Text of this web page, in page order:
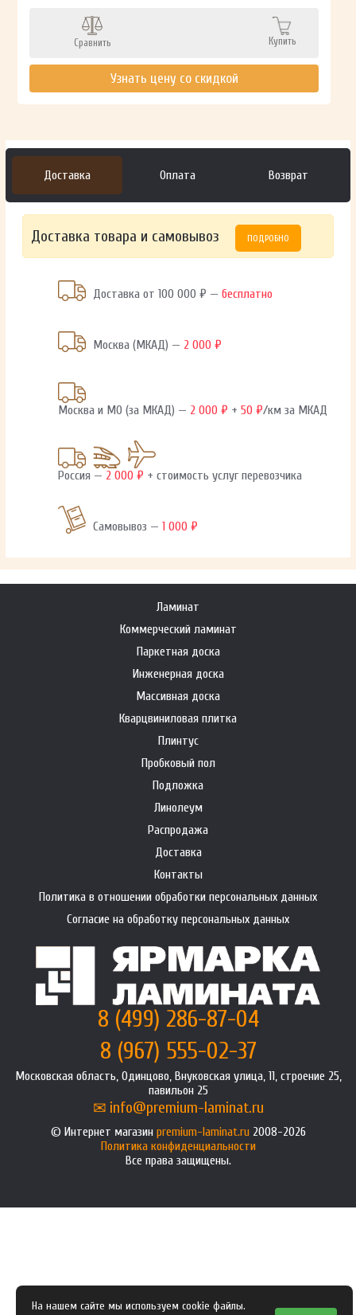
Сравнить Купить
Узнать цену со скидкой
Доставка Оплата Возврат
Доставка товара и самовывоз ПОДРОБНО
Доставка от 100 000 ₽ —бесплатно
Москва (МКАД) — 2 000 ₽
Москва и МО (за МКАД) — 2 000 ₽ +50 ₽/км за МКАД
Россия — 2 000 ₽ + стоимость услуг перевозчика
Самовывоз —1 000 ₽
Ламинат
Коммерческий ламинат
Паркетная доска
Инженерная доска
Массивная доска
Кварцвиниловая плитка
Плинтус
Пробковый пол
Подложка
Линолеум
Распродажа
Доставка
Контакты
Политика в отношении обработки персональных данных
Согласие на обработку персональных данных
8 (499) 286-87-04
8 (967) 555-02-37
Московская область, Одинцово, Внуковская улица, 11, строение 25,
павильон 25
info@premium-laminat.ru
Интернет магазин premium-laminat.ru2008-2026
Политика конфиденциальности
Все права защищены.
На нашем сайте мы используем cookie файлы.